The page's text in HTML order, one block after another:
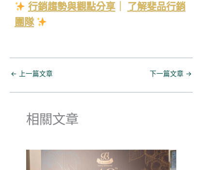
行銷趨勢與觀點分享｜ 了解斐品行銷
團隊
← 上一篇文章 下一篇文章 →
相關文章